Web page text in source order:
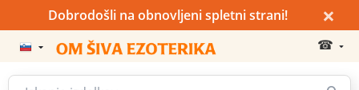
Dobrodošli na obnovljeni spletni strani! ×
☎